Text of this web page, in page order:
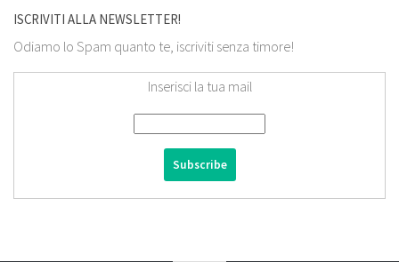
ISCRIVITI ALLA NEWSLETTER!
Odiamo lo Spam quanto te, iscriviti senza timore!
Inserisci la tua mail